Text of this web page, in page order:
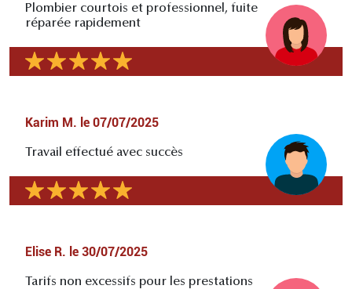
Plombier courtois et professionnel, fuite
réparée rapidement
Karim M. le 07/07/2025
Travail effectué avec succès
Elise R. le 30/07/2025
Tarifs non excessifs pour les prestations